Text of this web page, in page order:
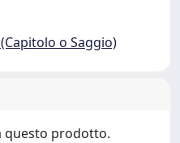
o Saggio)
questo prodotto.